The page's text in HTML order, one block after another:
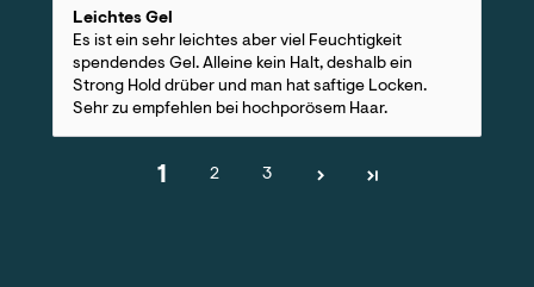
Leichtes Gel
Es ist ein sehr leichtes aber viel Feuchtigkeit
spendendes Gel. Alleine kein Halt, deshalb ein
Strong Hold drüber und man hat saftige Locken.
Sehr zu empfehlen bei hochporösem Haar.
1 2 3